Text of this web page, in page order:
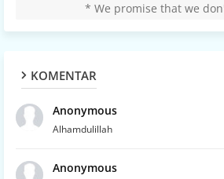
* We promise that we
KOMENTAR
Anonymous
Alhamdulillah
Anonymous